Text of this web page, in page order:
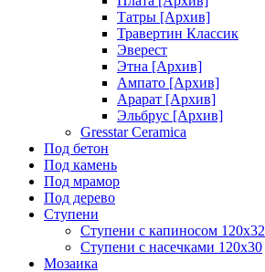
Татры [Архив]
Травертин Классик
Эверест
Этна [Архив]
Ампато [Архив]
Арарат [Архив]
Эльбрус [Архив]
Gresstar Ceramica
Под бетон
Под камень
Под мрамор
Под дерево
Ступени
Ступени с капиносом 120х32
Ступени с насечками 120х30
Мозаика